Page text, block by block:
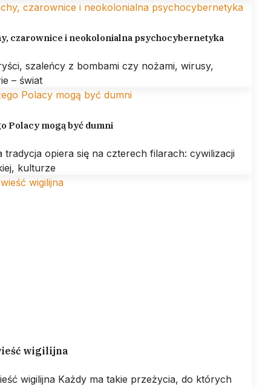
czarownice i neokolonialna psychocybernetyka
szaleńcy z bombami czy nożami, wirusy,
– świat
Polacy mogą być dumni
tradycja opiera się na czterech filarach: cywilizacji
kulturze
wigilijna
wigilijna Każdy ma takie przeżycia, do których